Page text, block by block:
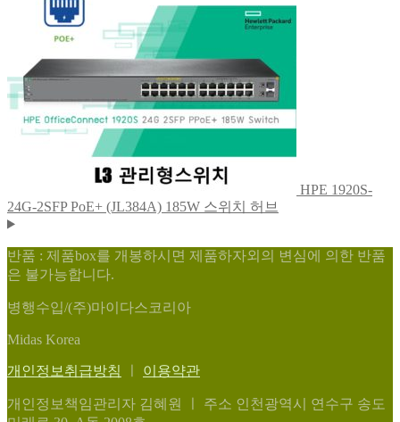
HPE 1920S-
24G-2SFP PoE+ (JL384A) 185W 스위치 허브
반품 : 제품box를 개봉하시면 제품하자외의 변심에 의한 반품
은 불가능합니다.
병행수입/(주)마이다스코리아
Midas Korea
개인정보취급방침 이용약관
개인정보책임관리자 김혜원
주소 인천광역시 연수구 송도